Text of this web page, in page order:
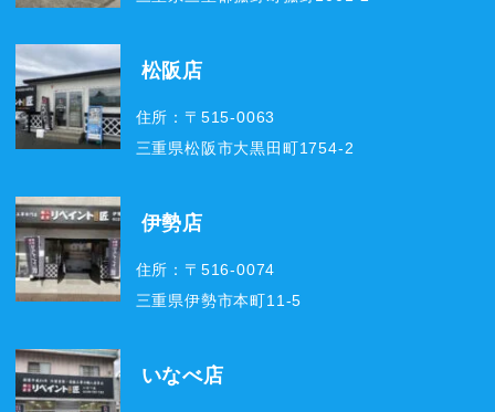
松阪店
住所：〒515-0063
三重県松阪市大黒田町1754-2
伊勢店
住所：〒516-0074
三重県伊勢市本町11-5
いなべ店